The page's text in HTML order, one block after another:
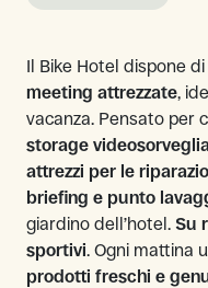
Il Bike Hotel dispone di
meeting attrezzate,
vacanza. Pensato per
storage
attrezzi per le
briefing e punto
giardino dell’hotel. Su
sportivi. Ogni mattina
prodotti freschi e